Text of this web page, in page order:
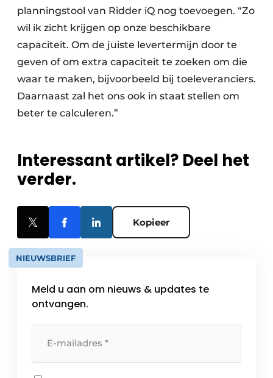
planningstool van Ridder iQ nog toevoegen. “Zo
wil ik zicht krijgen op onze beschikbare
capaciteit. Om de juiste levertermijn door te
geven of om extra capaciteit te zoeken om die
waar te maken, bijvoorbeeld bij toeleveranciers.
Daarnaast zal het ons ook in staat stellen om
beter te calculeren.”
Interessant artikel? Deel het
verder.
Kopieer
NIEUWSBRIEF
Meld u aan om nieuws & updates te
ontvangen.